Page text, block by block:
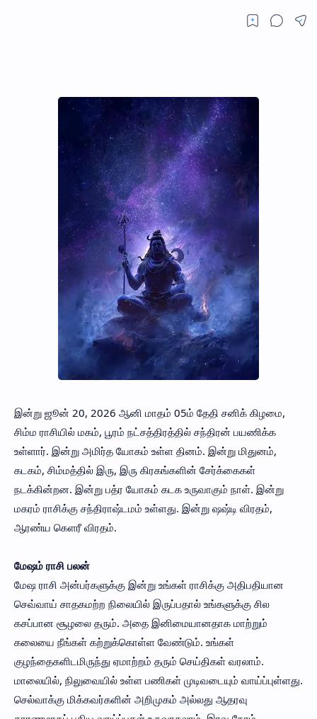
இன்று ஜூன் 20, 2026 ஆனி மாதம் 05ம் தேதி சனிக் கிழமை,
சிம்ம ராசியில் மகம், பூரம் நட்சத்திரத்தில் சந்திரன் பயணிக்க
உள்ளார். இன்று அமிர்த யோகம் உள்ள தினம். இன்று மிதுனம்,
கடகம், சிம்மத்தில் இரு, இரு கிரகங்களின் சேர்க்கைகள்
நடக்கின்றன. இன்று பத்ர யோகம் கடக உருவாகும் நாள். இன்று
மகரம் ராசிக்கு சந்திராஷ்டமம் உள்ளது. இன்று ஷஷ்டி விரதம்,
ஆரண்ய கெளரீ விரதம்.
மேஷம் ராசி பலன்
மேஷ ராசி அன்பர்களுக்கு இன்று உங்கள் ராசிக்கு அதிபதியான
செவ்வாய் சாதகமற்ற நிலையில் இருப்பதால் உங்களுக்கு சில
கசப்பான சூழலை தரும். அதை இனிமையானதாக மாற்றும்
கலையை நீங்கள் கற்றுக்கொள்ள வேண்டும். உங்கள்
குழந்தைகளிடமிருந்து ஏமாற்றம் தரும் செய்திகள் வரலாம்.
மாலையில், நிலுவையில் உள்ள பணிகள் முடிவடையும் வாய்ப்புள்ளது.
செல்வாக்கு மிக்கவர்களின் அறிமுகம் அல்லது ஆதரவு